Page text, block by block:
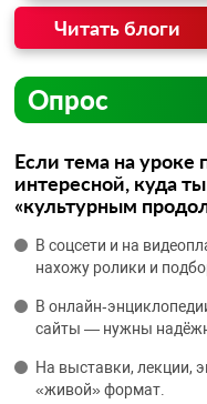
Читать блоги
Опрос
Если тема на уроке
интересной, куда
«культурным
В соцсети и на
нахожу ролики и
В
сайты — нужны
На выставки, лекции,
«живой» формат.